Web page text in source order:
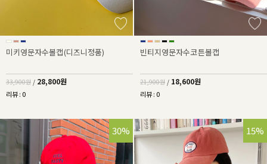
미키영문자수볼캡(디즈니정품)
33,900원 / 28,800원
리뷰 : 0
빈티지영문자수코튼볼캡
21,900원 / 18,600원
리뷰 : 0
30% 15%